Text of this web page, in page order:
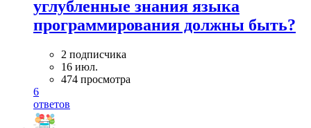
углубленные знания языка
программирования должны быть?
2 подписчика
16 июл.
474 просмотра
6
ответов